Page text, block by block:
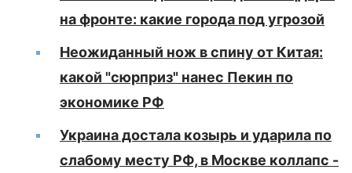
на фронте: какие города под угрозой
Неожиданный нож в спину от Китая:
какой "сюрприз" нанес Пекин по
экономике РФ
Украина достала козырь и ударила по
слабому месту РФ, в Москве коллапс -